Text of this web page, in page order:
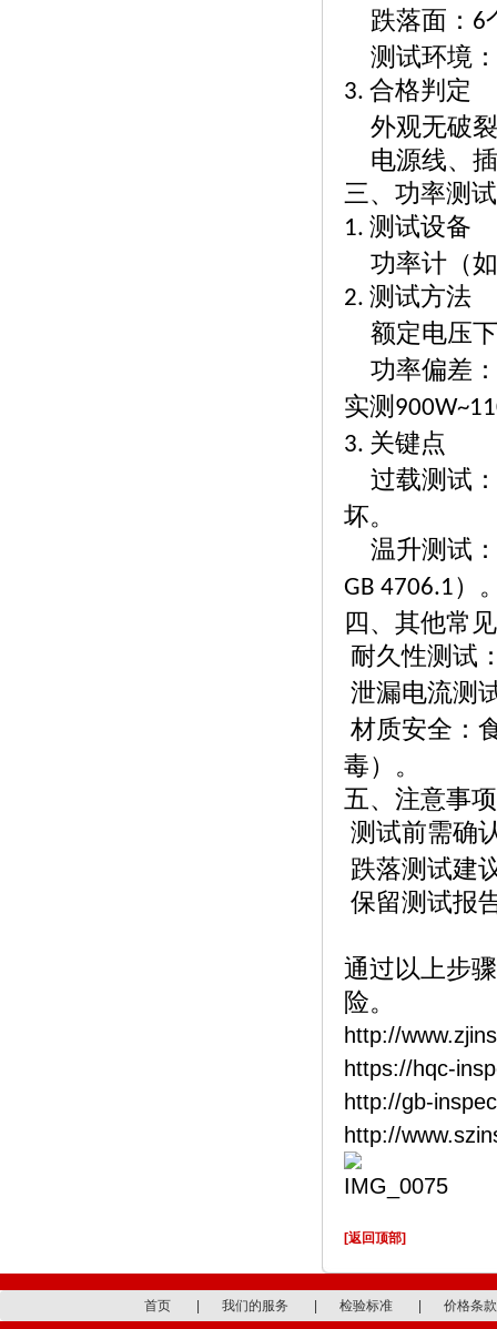
跌落面： 6
测试环境
3. 合格判定
外观无破
电源线、
三、功率测
1. 测试设备
功率计（
2. 测试方法
额定电压
功率偏差
实测
3. 关键点
过载测试：
坏。
温升测试
GB 4706.1）
四、其他常
耐久性测试
泄漏电流测
材质安全：
毒）。
五、注意事项
测试前需确
跌落测试建
保留测试报
通过以上步
险。
http://
https://hqc-
http://gb-
http://
[返回顶部]
首页 我们的服务 检验标准 价格条款